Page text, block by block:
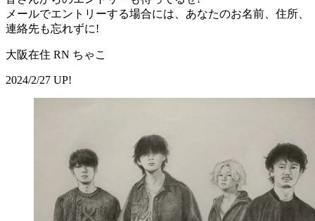
メールでエントリーする場合には、あなたのお名前、住所、
連絡先も忘れずに!
大阪在住 RN ちゃこ
2024/2/27 UP!